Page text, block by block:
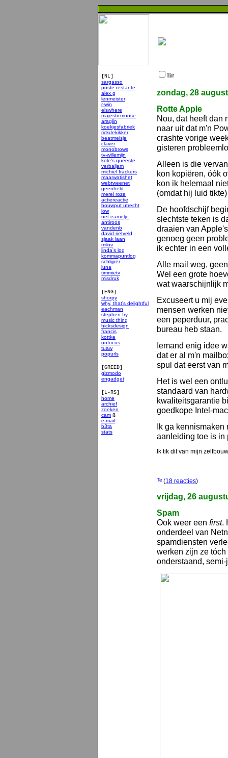
[NL]
sargasso
poste restante
alex g
lenmeister
r-win
elswhere
majesticmoose
araglin
koekjesfabriek
rickdekikker
beatmeisje
claver
monobrows
tv-willemijn
kole's queeste
verbaljam
michiel frackers
maarwatishet
webtweenet
geenheld
merel roze
actiereactie
bouwput utrecht
low
net eamelje
antiroos
vandenb
david rietveld
sjaak laan
milov
linda's log
kommapuntlog
schlijper
luna
timmietv
misdruk
[ENG]
shorpy
why, that's delightful
eachman
stephen fry
music thing
hicksdesign
francis
kottke
onfocus
tuaw
popurls
[GREED]
gizmodo
engadget
[L-RS]
home
archief
zoeken
cam ß
e-mail
b3ta
stats
zondag, 28
Rotte Apple
Nou, dat heeft dan
naar uit dat m'n
crashte vorige
gisteren
Alleen is die
kon kopiëren, óók
kon ik helemaal
(omdat hij luid
De hoofdschijf
slechtste teken is
draaien van
genoeg geen
ik echter in een
Alle mail weg,
Wel een grote
wat waarschijnlijk
Excuseert u mij
mensen werken
een peperduur,
bureau heb staan.
Iemand enig idee
dat er al m'n
spul dat eerst van
Het is wel een
standaard van
kwaliteitsgarantie
goedkope Intel-
Ik ga kennismaken
aanleiding toe is in
Ik tik dit van mijn
(18 reacties)
vrijdag, 26
Spam
Ook weer een first.
onderdeel van
spamdiensten
werken zijn ze
onderstaand,